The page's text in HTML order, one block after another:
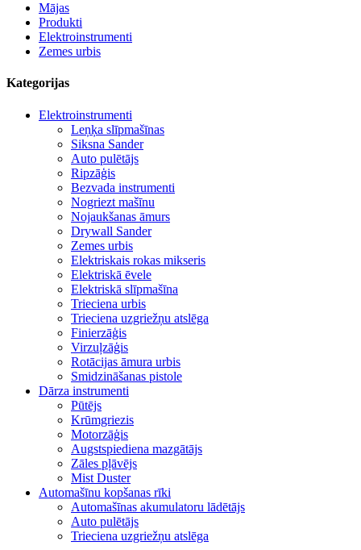
Mājas
Produkti
Elektroinstrumenti
Zemes urbis
Kategorijas
Elektroinstrumenti
Leņķa slīpmašīnas
Siksna Sander
Auto pulētājs
Ripzāģis
Bezvada instrumenti
Nogriezt mašīnu
Nojaukšanas āmurs
Drywall Sander
Zemes urbis
Elektriskais rokas mikseris
Elektriskā ēvele
Elektriskā slīpmašīna
Trieciena urbis
Trieciena uzgriežņu atslēga
Finierzāģis
Virzuļzāģis
Rotācijas āmura urbis
Smidzināšanas pistole
Dārza instrumenti
Pūtējs
Krūmgriezis
Motorzāģis
Augstspiediena mazgātājs
Zāles pļāvējs
Mist Duster
Automašīnu kopšanas rīki
Automašīnas akumulatoru lādētājs
Auto pulētājs
Trieciena uzgriežņu atslēga